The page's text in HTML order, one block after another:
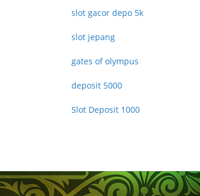
slot gacor depo 5k
slot jepang
gates of olympus
deposit 5000
Slot Deposit 1000